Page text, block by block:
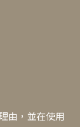
由，並在使用